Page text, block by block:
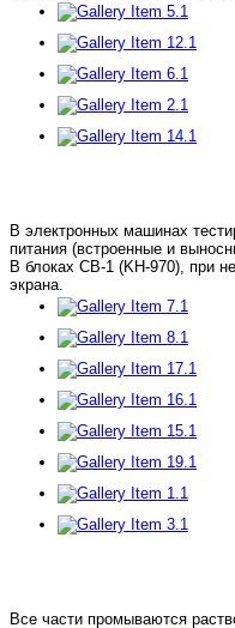
В электронных машинах
питания (встроенные и
В блоках CB-1 (KH-970), при
экрана.
Все части промываются